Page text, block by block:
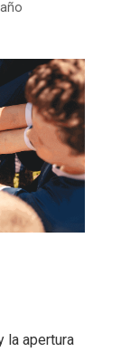
la apertura